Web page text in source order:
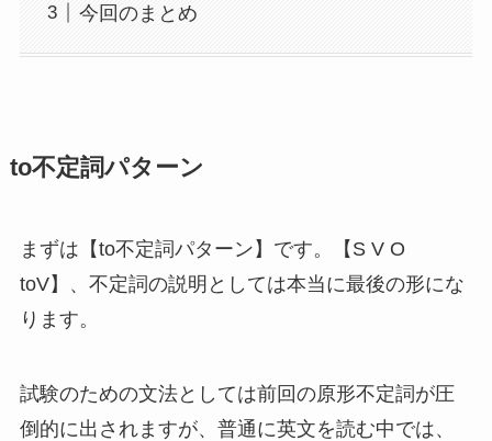
今回のまとめ
to不定詞パターン
まずは【to不定詞パターン】です。【S V O
toV】、不定詞の説明としては本当に最後の形にな
ります。
試験のための文法としては前回の原形不定詞が圧
倒的に出されますが、普通に英文を読む中では、